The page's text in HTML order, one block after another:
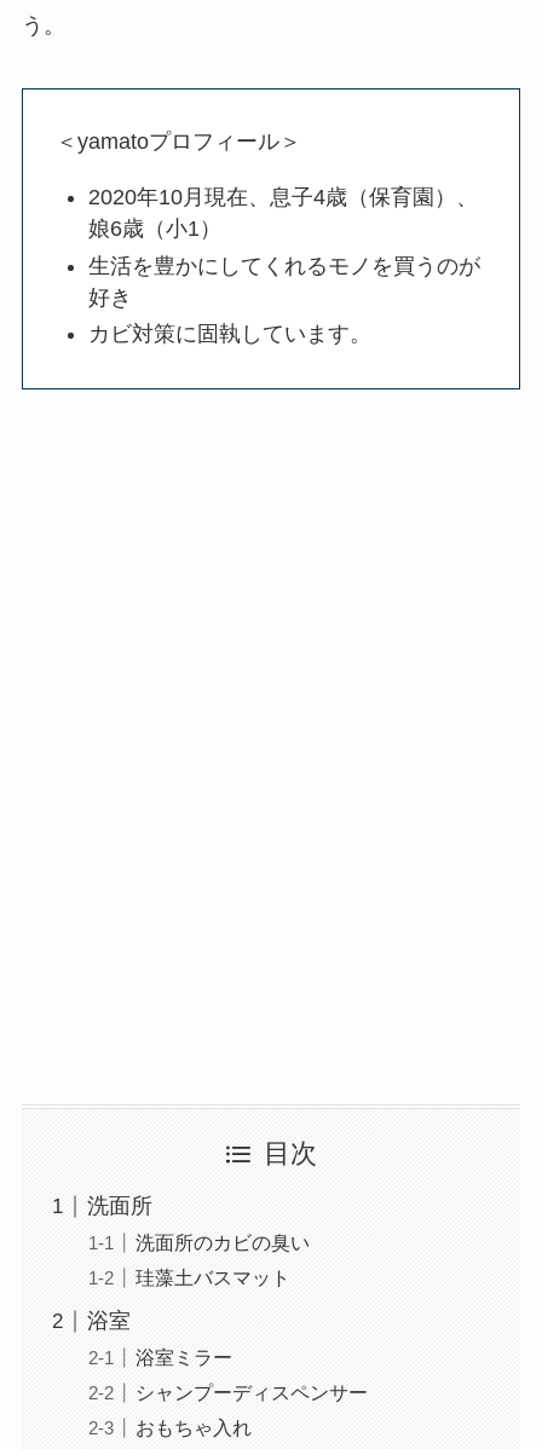
う。
＜yamatoプロフィール＞
2020年10月現在、息子4歳（保育園）、
娘6歳（小1）
生活を豊かにしてくれるモノを買うのが
好き
カビ対策に固執しています。
目次
洗面所
洗面所のカビの臭い
珪藻土バスマット
浴室
浴室ミラー
シャンプーディスペンサー
おもちゃ入れ